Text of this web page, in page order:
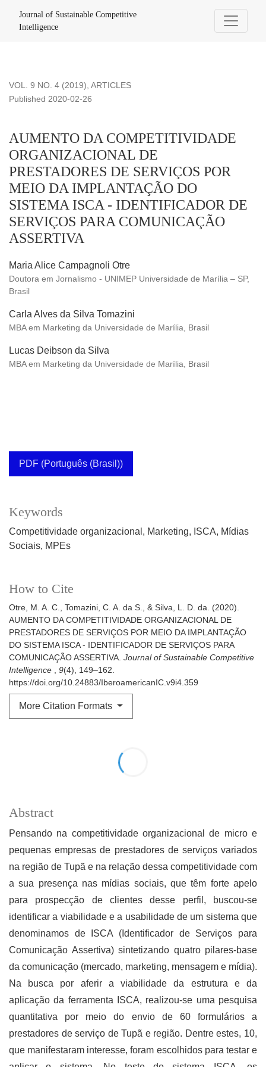
Journal of Sustainable Competitive
Intelligence
VOL. 9 NO. 4 (2019), ARTICLES
AUMENTO DA COMPETITIVIDADE
ORGANIZACIONAL DE
PRESTADORES DE SERVIÇOS POR
MEIO DA IMPLANTAÇÃO DO
SISTEMA ISCA - IDENTIFICADOR DE
SERVIÇOS PARA COMUNICAÇÃO
ASSERTIVA
Published 2020-02-26
Maria Alice Campagnoli Otre
Doutora em Jornalismo - UNIMEP Universidade de Marília – SP,
Brasil
Carla Alves da Silva Tomazini
MBA em Marketing da Universidade de Marília, Brasil
Lucas Deibson da Silva
MBA em Marketing da Universidade de Marília, Brasil
PDF (Português (Brasil))
Keywords
Competitividade organizacional Marketing ISCA
Mídias
Sociais MPEs
How to Cite
Otre, M. A. C., Tomazini, C. A. da S., & Silva, L. D. da. (2020).
AUMENTO DA COMPETITIVIDADE ORGANIZACIONAL DE
PRESTADORES DE SERVIÇOS POR MEIO DA IMPLANTAÇÃO
DO SISTEMA ISCA - IDENTIFICADOR DE SERVIÇOS PARA
COMUNICAÇÃO ASSERTIVA. Journal of Sustainable Competitive
Intelligence , 9(4), 149–162.
https://doi.org/10.24883/IberoamericanIC.v9i4.359
More Citation Formats
Abstract
Pensando na competitividade organizacional de micro e
pequenas empresas de prestadores de serviços variados
na região de Tupã e na relação dessa competitividade com
a sua presença nas mídias sociais, que têm forte apelo
para prospecção de clientes desse perfil, buscou-se
identificar a viabilidade e a usabilidade de um sistema que
denominamos de ISCA (Identificador de Serviços para
Comunicação Assertiva) sintetizando quatro pilares-base
da comunicação (mercado, marketing, mensagem e mídia).
Na busca por aferir a viabilidade da estrutura e da
aplicação da ferramenta ISCA, realizou-se uma pesquisa
quantitativa por meio do envio de 60 formulários a
prestadores de serviço de Tupã e região. Dentre estes, 10,
que manifestaram interesse, foram escolhidos para testar e